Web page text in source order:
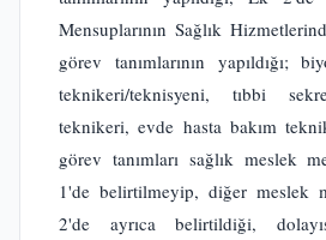
Mensuplarının Sağlık
görev tanımlarının yapıldığı;
teknikeri/teknisyeni, tıbbi
teknikeri, evde hasta bakım
görev tanımları sağlık meslek
1'de belirtilmeyip, diğer meslek
2'de ayrıca belirtildiği,